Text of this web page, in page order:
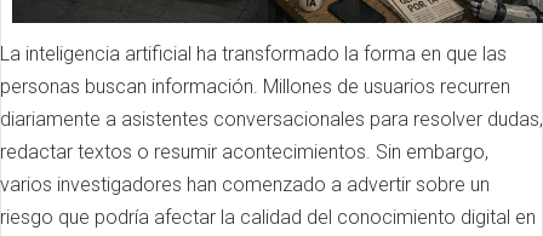
La inteligencia artificial ha transformado la forma en que las
personas buscan información. Millones de usuarios recurren
diariamente a asistentes conversacionales para resolver dudas,
redactar textos o resumir acontecimientos. Sin embargo,
varios investigadores han comenzado a advertir sobre un
riesgo que podría afectar la calidad del conocimiento digital en